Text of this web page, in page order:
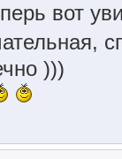
вот
)))